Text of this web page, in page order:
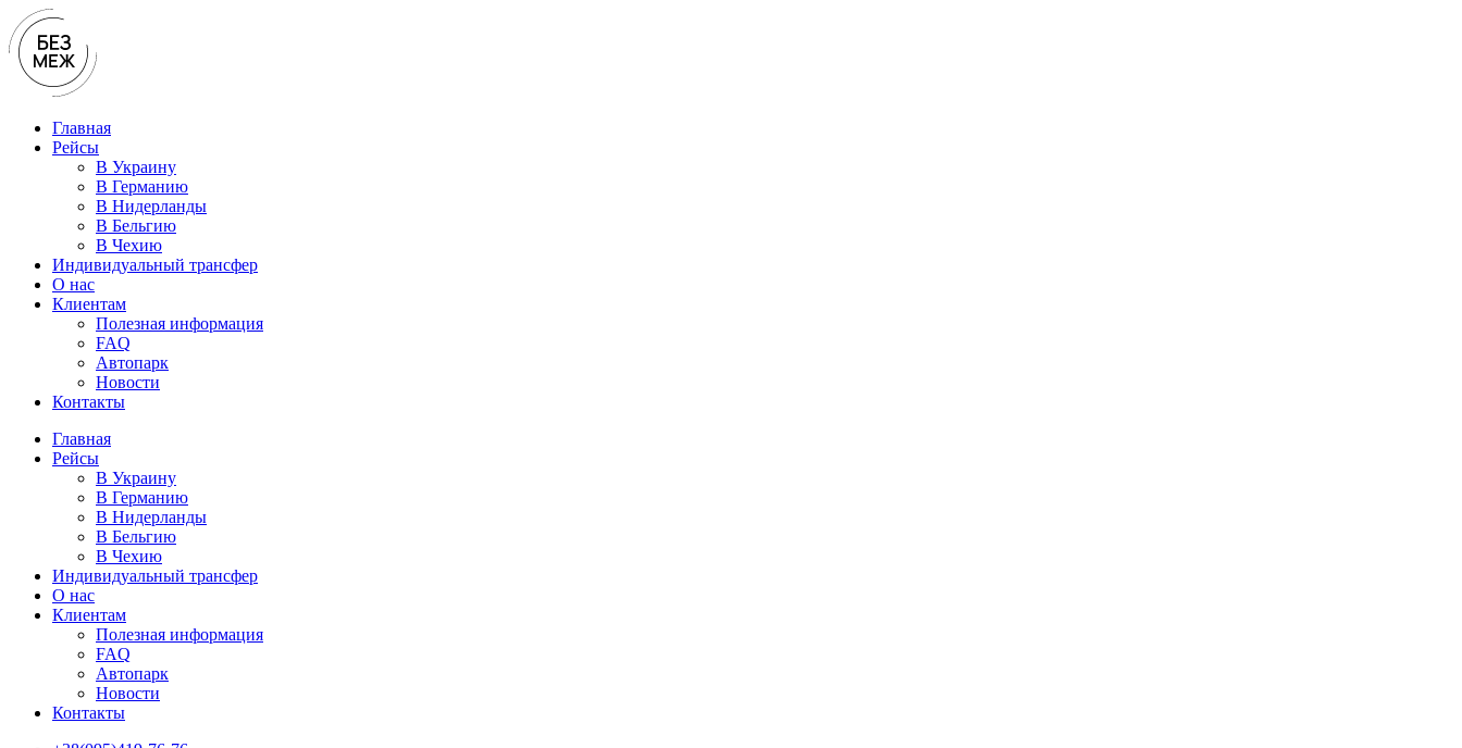
Перейти
к
содержимому
Главная
Рейсы
В Украину
В Германию
В Нидерланды
В Бельгию
В Чехию
Индивидуальный трансфер
О нас
Клиентам
Полезная информация
FAQ
Автопарк
Новости
Контакты
Главная
Рейсы
В Украину
В Германию
В Нидерланды
В Бельгию
В Чехию
Индивидуальный трансфер
О нас
Клиентам
Полезная информация
FAQ
Автопарк
Новости
Контакты